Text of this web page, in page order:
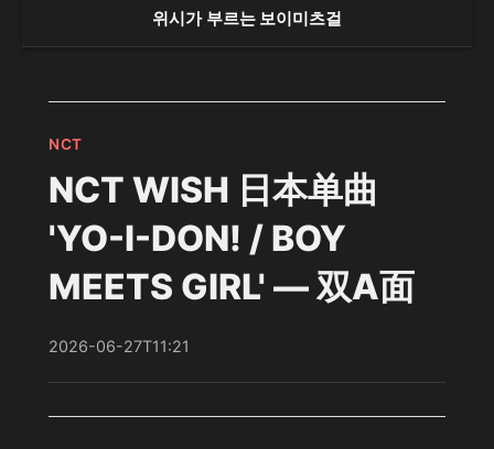
위시가 부르는 보이미츠걸
NCT
NCT WISH 日本单曲
'YO-I-DON! / BOY
MEETS GIRL' — 双A面
2026-06-27T11:21